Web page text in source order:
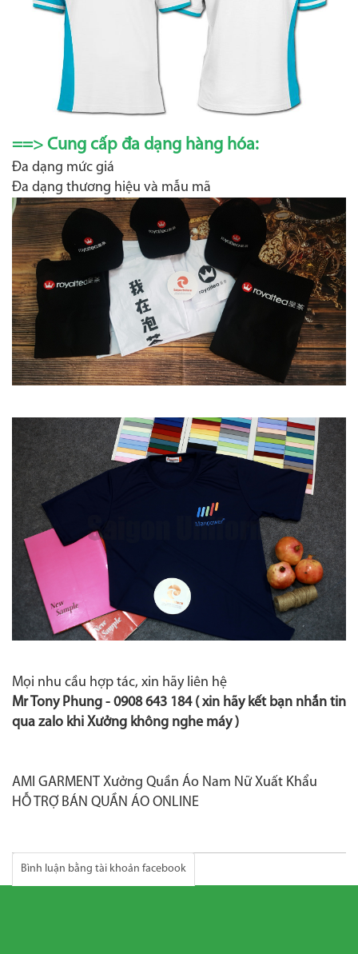
==> Cung cấp đa dạng hàng hóa:
Đa dạng mức giá
Đa dạng thương hiệu và mẫu mã
Mọi nhu cầu hợp tác, xin hãy liên hệ
Mr Tony Phung - 0908 643 184( xin hãy kết bạn nhắn tin
qua zalo khi Xưởng không nghe máy )
AMI GARMENT Xưởng Quần Áo Nam Nữ Xuất Khẩu
HỖ TRỢ BÁN QUẦN ÁO ONLINE
Bình luận bằng tài khoản facebook